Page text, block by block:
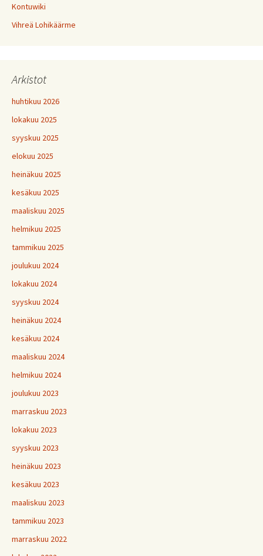
Kontuwiki
Vihreä Lohikäärme
Arkistot
huhtikuu 2026
lokakuu 2025
syyskuu 2025
elokuu 2025
heinäkuu 2025
kesäkuu 2025
maaliskuu 2025
helmikuu 2025
tammikuu 2025
joulukuu 2024
lokakuu 2024
syyskuu 2024
heinäkuu 2024
kesäkuu 2024
maaliskuu 2024
helmikuu 2024
joulukuu 2023
marraskuu 2023
lokakuu 2023
syyskuu 2023
heinäkuu 2023
kesäkuu 2023
maaliskuu 2023
tammikuu 2023
marraskuu 2022